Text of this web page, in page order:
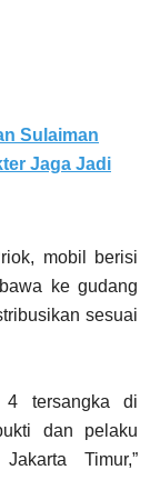
Sulaiman
Jaga Jadi
mobil berisi
ke gudang
sesuai
4 tersangka di
dan pelaku
Timur,”